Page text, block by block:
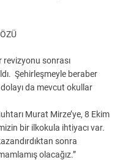
revizyonu sonrası
Şehirleşmeyle beraber
da mevcut okullar
Murat Mirze’ye, 8 Ekim
bir ilkokula ihtiyacı var.
sonra
olacağız.”